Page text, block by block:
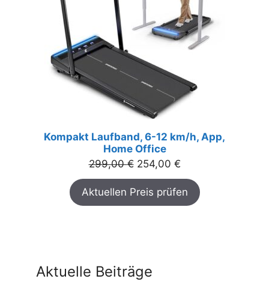
Kompakt Laufband, 6-12 km/h, App,
Home Office
299,00€ Ursprünglicher
Preis
war:
299,00 €
254,00 €Aktueller
Preis
ist:
254,00 €.
Aktuellen Preis prüfen
Aktuelle Beiträge